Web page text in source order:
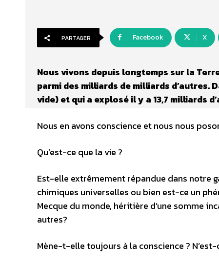
PARTAGER Facebook X
Nous vivons depuis longtemps sur la
parmi des milliards de milliards d’autres.
vide) et qui a explosé il y a 13,7 milliards
Nous en avons conscience et nous nous
Qu’est-ce que la vie ?
Est-elle extrêmement répandue dans notre
chimiques universelles ou bien est-ce un
Mecque du monde, héritière d’une somme
autres?
Mène-t-elle toujours à la conscience ?